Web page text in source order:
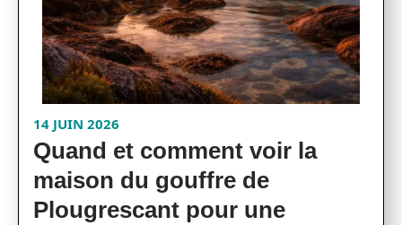
14 JUIN 2026
Quand et comment voir la
maison du gouffre de
Plougrescant pour une